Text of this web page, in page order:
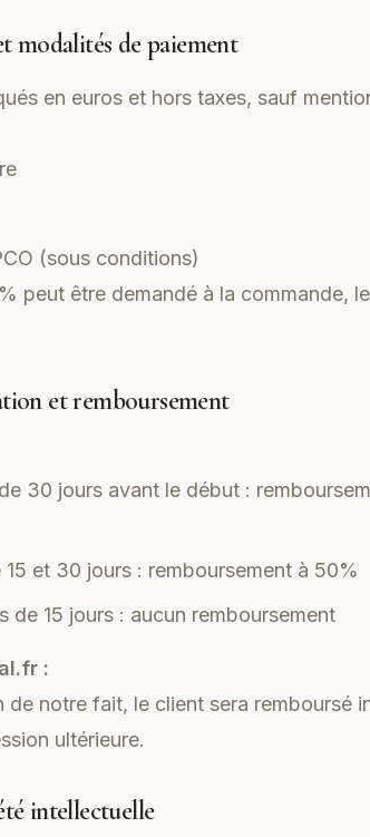
modalités de paiement
en euros et hors taxes, sauf
(sous conditions)
peut être demandé à la commande,
et remboursement
30 jours avant le début :
et 30 jours : remboursement à 50%
de 15 jours : aucun remboursement
:
de notre fait, le client sera remboursé
ultérieure.
intellectuelle